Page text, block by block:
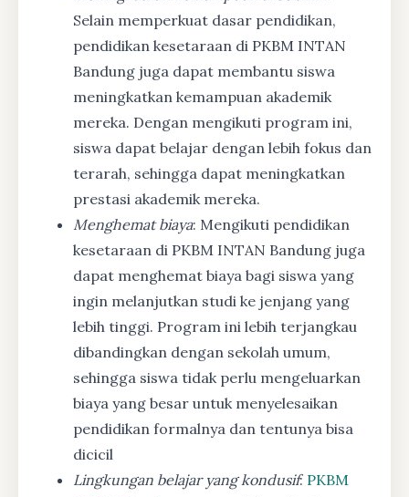
Selain memperkuat dasar pendidikan,
pendidikan kesetaraan di PKBM INTAN
Bandung juga dapat membantu siswa
meningkatkan kemampuan akademik
mereka. Dengan mengikuti program ini,
siswa dapat belajar dengan lebih fokus dan
terarah, sehingga dapat meningkatkan
prestasi akademik mereka.
Menghemat biaya: Mengikuti pendidikan
kesetaraan di PKBM INTAN Bandung juga
dapat menghemat biaya bagi siswa yang
ingin melanjutkan studi ke jenjang yang
lebih tinggi. Program ini lebih terjangkau
dibandingkan dengan sekolah umum,
sehingga siswa tidak perlu mengeluarkan
biaya yang besar untuk menyelesaikan
pendidikan formalnya dan tentunya bisa
dicicil
Lingkungan belajar yang kondusif: PKBM